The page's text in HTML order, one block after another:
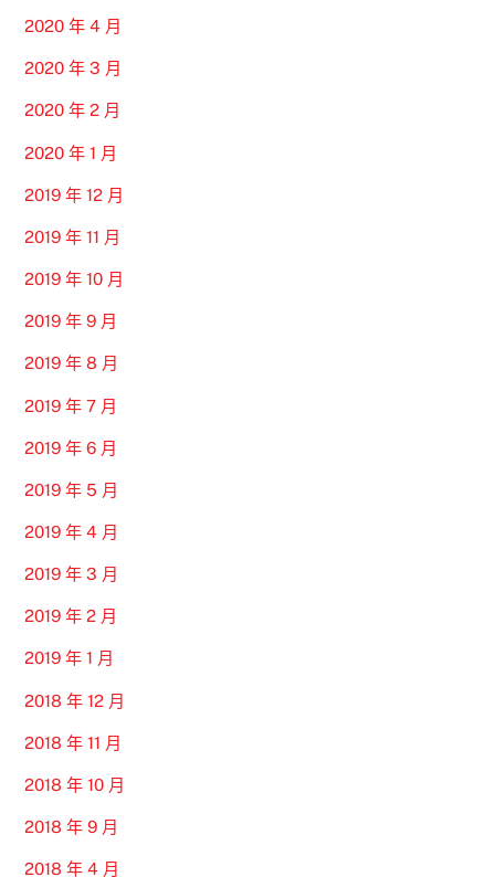
2020 年 4 月
2020 年 3 月
2020 年 2 月
2020 年 1 月
2019 年 12 月
2019 年 11 月
2019 年 10 月
2019 年 9 月
2019 年 8 月
2019 年 7 月
2019 年 6 月
2019 年 5 月
2019 年 4 月
2019 年 3 月
2019 年 2 月
2019 年 1 月
2018 年 12 月
2018 年 11 月
2018 年 10 月
2018 年 9 月
2018 年 4 月